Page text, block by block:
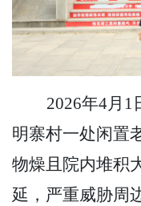
2026年4月1
明寨村一处闲置
物燥且院内堆积
延，严重威胁周